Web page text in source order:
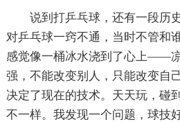
说到打乒乓球，还有一段历
对乒乓球一窍不通，当时不管和
感觉像一桶冰水浇到了心上——
强，不能改变别人，只能改变自
决定了现在的技术。天天玩，碰
不一样。我发现一个问题，球技